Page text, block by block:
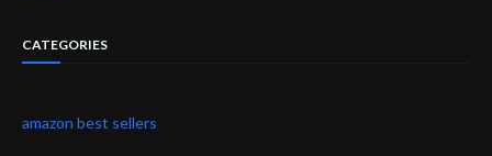
CATEGORIES
amazon best sellers